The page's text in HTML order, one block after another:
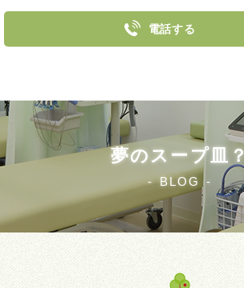
電話する
夢のスープ皿？
BLOG